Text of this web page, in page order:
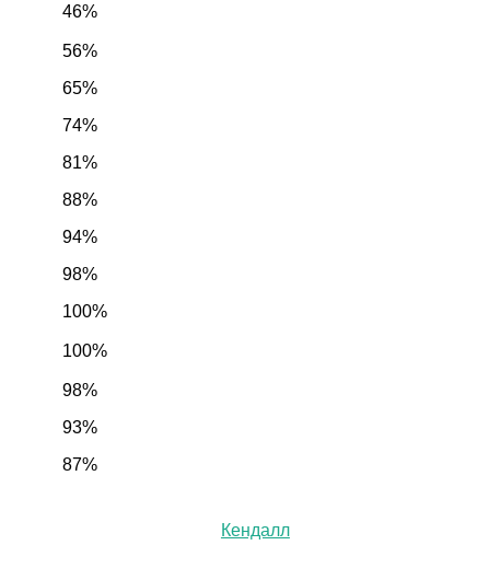
46%
56%
65%
74%
81%
88%
94%
98%
100%
100%
98%
93%
87%
Кендалл